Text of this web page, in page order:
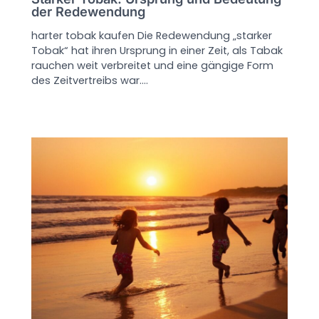
der Redewendung
harter tobak kaufen Die Redewendung „starker
Tobak“ hat ihren Ursprung in einer Zeit, als Tabak
rauchen weit verbreitet und eine gängige Form
des Zeitvertreibs war.…